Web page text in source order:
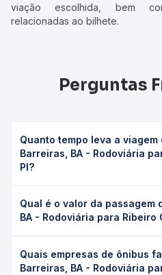
viação escolhida, bem
relacionadas ao bilhete.
Perguntas
Quanto tempo leva a viagem
Barreiras, BA - Rodoviária
PI?
Ribeiro Gonçalves, PI leva em
variar conforme a viação, o
duração exata de cada opção
Qual é o valor da passagem
BA - Rodoviária para Ribeiro
Rodoviária para Ribeiro
440,75 e varia conforme a
Quais empresas de ônibus
Barreiras, BA - Rodoviária